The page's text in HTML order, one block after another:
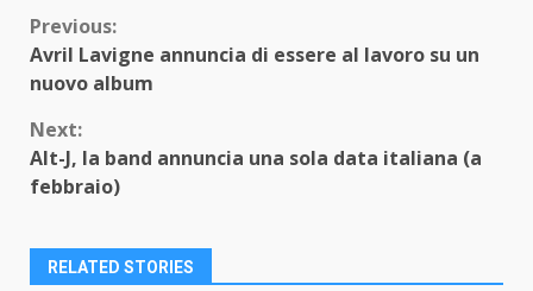
Continue
Reading
Previous:
Avril Lavigne annuncia di essere al lavoro su un
nuovo album
Next:
Alt-J, la band annuncia una sola data italiana (a
febbraio)
RELATED STORIES